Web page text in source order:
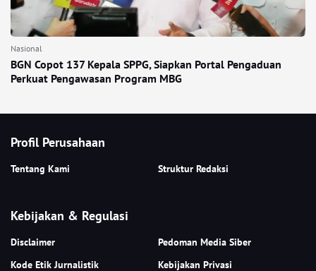
Nasional
BGN Copot 137 Kepala SPPG, Siapkan Portal Pengaduan
Perkuat Pengawasan Program MBG
Profil Perusahaan
Tentang Kami Struktur Redaksi
Kebijakan & Regulasi
Disclaimer
Pedoman Media Siber
Kode Etik Jurnalistik
Kebijakan Privasi